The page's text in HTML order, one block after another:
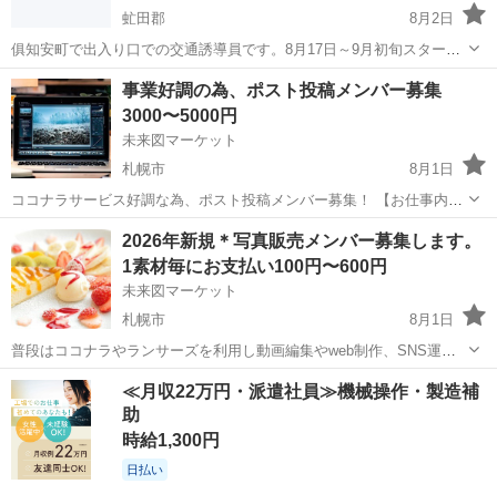
虻田郡
8月2日
俱知安町で出入り口での交通誘導員です。8月17日～9月初旬スタート
で短期で終了後は札幌市内近郊になります。俱知安町は個室宿舎あり
ます。
北海道 虻田郡 その他 個室
事業好調の為、ポスト投稿メンバー募集
3000〜5000円
未来図マーケット
札幌市
8月1日
ココナラサービス好調な為、ポスト投稿メンバー募集！ 【お仕事内
容】 AI使用可 時事ネタや日常で気になった事、芸能、雑学などを考え
ていただき毎日SNSに投稿いただく簡易作業となります。 対象 X、
Instagram、その他...
北海道 札幌市 その他 ココナラ
2026年新規＊写真販売メンバー募集します。
1素材毎にお支払い100円〜600円
未来図マーケット
札幌市
8月1日
普段はココナラやランサーズを利用し動画編集やweb制作、SNS運用
代行を行っています。 YouTube、TikTok、Instagram、その他SNSに
使用する為の素材の買取を始める為、写真販売メンバーを募集しま
す。 報...
北海道 札幌市 その他 動画編集
≪月収22万円・派遣社員≫機械操作・製造補
助
時給1,300円
日払い